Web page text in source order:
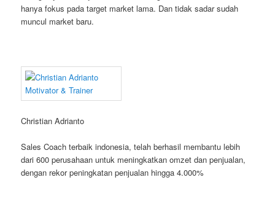
hanya fokus pada target market lama. Dan tidak sadar sudah
muncul market baru.
Christian Adrianto
Sales Coach terbaik indonesia, telah berhasil membantu lebih
dari 600 perusahaan untuk meningkatkan omzet dan penjualan,
dengan rekor peningkatan penjualan hingga 4.000%